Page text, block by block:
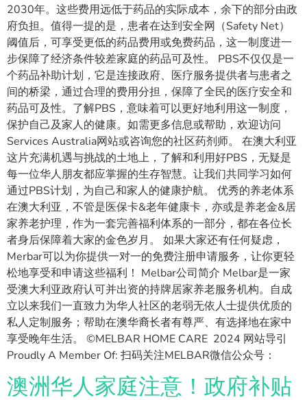
2030年。这些费用远低于药品的实际成本，余下的部分由政
府负担。值得一提的是，患者在达到安全网（Safety Net）
阈值后，可享受更低的药品费用或免费药品，这一制度进一
步保障了经济条件较差家庭的药品可及性。 PBS不仅仅是一
个药品补助计划，它是连接政府、医疗服务提供者与患者之
间的桥梁，通过合理的费用分担，保障了全民的医疗安全和
药品可及性。了解PBS，意味着可以更好地利用这一制度，
保护自己及家人的健康。如需更多信息或帮助，欢迎访问
Services Australia网站或咨询您的社区药剂师。 在澳大利亚
这片充满机遇与挑战的土地上，了解和利用好PBS，无疑是
每一位华人朋友都应掌握的生存智慧。让我们共同学习如何
通过PBS计划，为自己和家人的健康护航。 优秀的养老体系
在澳大利亚，不管是医保卡&老年健康卡，亦或是养老金&居
家养老护理，作为一套完善福利体系的一部分，都在各位长
者身后保障着大家的金色岁月。 如果大家还有任何疑虑，
Merbar可以为你提供一对一的免费注册申请服务，让你更轻
松地享受和申请这些福利！ Melbar公司简介 Melbar是一家
受澳大利亚政府认可并出资的持牌居家养老服务机构。自成
立以来我们一直致力为华人社区的老弱无依人士提供优质的
私人定制服务；帮助在澳华裔长者有尊严、有选择地在家中
享受晚年生活。 ©MELBAR HOME CARE 2024 网站导引
Proudly A Member Of: 扫码关注MELBAR微信公众号：
澳洲华人家庭注意！政府补贴